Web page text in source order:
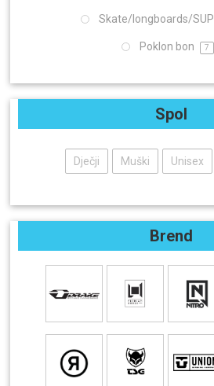
Skate/longboards/SUP
Poklon bon 7
Spol
Dječji Muški Unisex
Brend